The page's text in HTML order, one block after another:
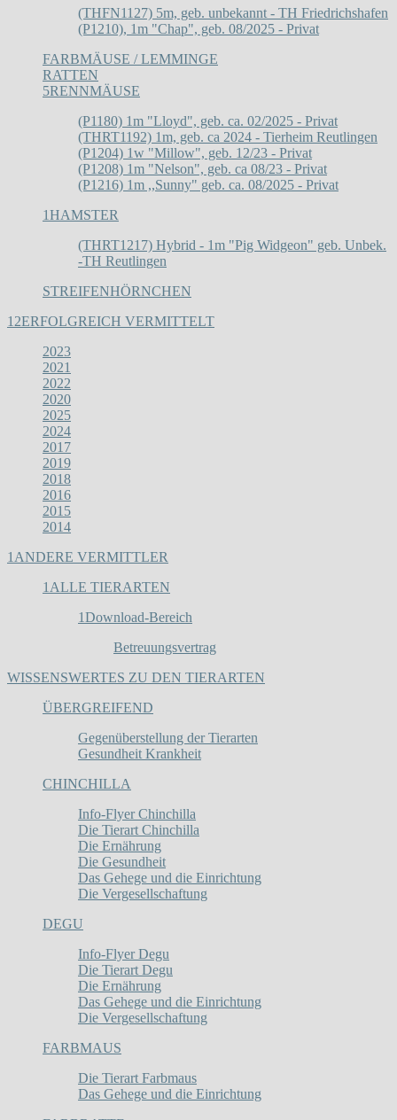
(THFN1127) 5m, geb. unbekannt - TH Friedrichshafen
(P1210), 1m "Chap", geb. 08/2025 - Privat
FARBMÄUSE / LEMMINGE
RATTEN
5RENNMÄUSE
(P1180) 1m "Lloyd", geb. ca. 02/2025 - Privat
(THRT1192) 1m, geb. ca 2024 - Tierheim Reutlingen
(P1204) 1w "Millow", geb. 12/23 - Privat
(P1208) 1m "Nelson", geb. ca 08/23 - Privat
(P1216) 1m ,,Sunny" geb. ca. 08/2025 - Privat
1HAMSTER
(THRT1217) Hybrid - 1m "Pig Widgeon" geb. Unbek.
-TH Reutlingen
STREIFENHÖRNCHEN
12ERFOLGREICH VERMITTELT
2023
2021
2022
2020
2025
2024
2017
2019
2018
2016
2015
2014
1 ANDERE VERMITTLER
1 ALLE TIERARTEN
1Download-Bereich
Betreuungsvertrag
WISSENSWERTES ZU DEN TIERARTEN
ÜBERGREIFEND
Gegenüberstellung der Tierarten
Gesundheit Krankheit
CHINCHILLA
Info-Flyer Chinchilla
Die Tierart Chinchilla
Die Ernährung
Die Gesundheit
Das Gehege und die Einrichtung
Die Vergesellschaftung
DEGU
Info-Flyer Degu
Die Tierart Degu
Die Ernährung
Das Gehege und die Einrichtung
Die Vergesellschaftung
FARBMAUS
Die Tierart Farbmaus
Das Gehege und die Einrichtung